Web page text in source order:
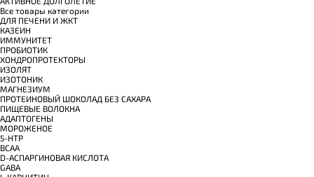
Все товары категории
ДЛЯ ПЕЧЕНИ И ЖКТ
КАЗЕИН
ИММУНИТЕТ
ПРОБИОТИК
ХОНДРОПРОТЕКТОРЫ
ИЗОЛЯТ
ИЗОТОНИК
МАГНЕЗИУМ
ПРОТЕИНОВЫЙ ШОКОЛАД БЕЗ САХАРА
ПИЩЕВЫЕ ВОЛОКНА
АДАПТОГЕНЫ
МОРОЖЕНОЕ
5-HTP
BCAA
D-АСПАРГИНОВАЯ КИСЛОТА
GABA